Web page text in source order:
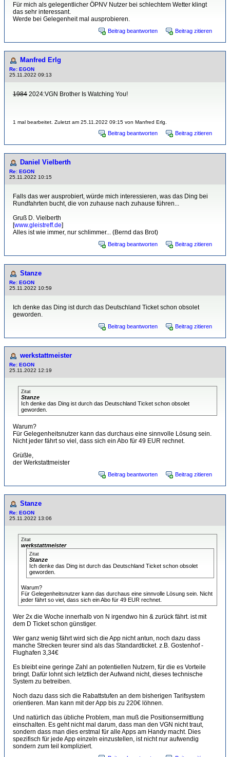
Für mich als gelegentlicher ÖPNV Nutzer bei schlechtem Wetter klingt
das sehr interessant.
Werde bei Gelegenheit mal ausprobieren.
Beitrag beantworten Beitrag zitieren
Manfred Erlg
Re: EGON
25.11.2022 09:13
1984 2024:VGN Brother Is Watching You!
1 mal bearbeitet. Zuletzt am 25.11.2022 09:15 von Manfred Erlg.
Beitrag beantworten Beitrag zitieren
Daniel Vielberth
Re: EGON
25.11.2022 10:15
Falls das wer ausprobiert, würde mich interessieren, was das Ding bei
Rundfahrten bucht, die von zuhause nach zuhause führen...
Gruß D. Vielberth
[www.gleistreff.de]
Alles ist wie immer, nur schlimmer... (Bernd das Brot)
Beitrag beantworten Beitrag zitieren
Stanze
Re: EGON
25.11.2022 10:59
Ich denke das Ding ist durch das Deutschland Ticket schon obsolet
geworden.
Beitrag beantworten Beitrag zitieren
werkstattmeister
Re: EGON
25.11.2022 12:19
Zitat
Stanze
Ich denke das Ding ist durch das Deutschland Ticket schon obsolet
geworden.
Warum?
Für Gelegenheitsnutzer kann das durchaus eine sinnvolle Lösung sein.
Nicht jeder fährt so viel, dass sich ein Abo für 49 EUR rechnet.
Grüßle,
der Werkstattmeister
Beitrag beantworten Beitrag zitieren
Stanze
Re: EGON
25.11.2022 13:06
Zitat
werkstattmeister
Zitat
Stanze
Ich denke das Ding ist durch das Deutschland Ticket schon obsolet
geworden.
Warum?
Für Gelegenheitsnutzer kann das durchaus eine sinnvolle Lösung sein. Nicht
jeder fährt so viel, dass sich ein Abo für 49 EUR rechnet.
Wer 2x die Woche innerhalb von N irgendwo hin & zurück fährt. ist mit
dem D Ticket schon günstiger.
Wer ganz wenig fährt wird sich die App nicht antun, noch dazu dass
manche Strecken teurer sind als das Standardticket. z.B. Gostenhof -
Flughafen 3,34€
Es bleibt eine geringe Zahl an potentiellen Nutzern, für die es Vorteile
bringt. Dafür lohnt sich letztlich der Aufwand nicht, dieses technische
System zu betreiben.
Noch dazu dass sich die Rabattstufen an dem bisherigen Tarifsystem
orientieren. Man kann mit der App bis zu 220€ löhnen.
Und natürlich das übliche Problem, man muß die Positionsermittlung
einschalten. Es geht nicht mal darum, dass man den VGN nicht traut,
sondern dass man dies erstmal für alle Apps am Handy macht. Dies
spezifisch für jede App einzeln einzustellen, ist nicht nur aufwendig
sondern zum teil kompliziert.